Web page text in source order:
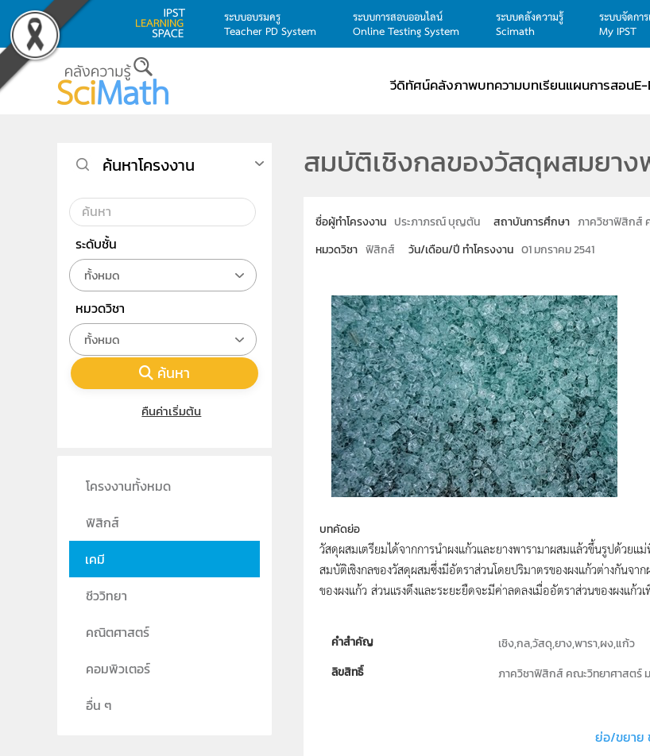
Skip to main content
ระบบอบรมครู
Teacher PD System
ระบบการสอบออนไลน์
Online Testing System
ระบบคลังความรู้
Scimath
ระบบจัดกา
My IPST
วีดิทัศน์คลังภาพบทความบทเรียนแผนการสอน
สมบัติเชิงกลของวัสดุผสมยาง
ชื่อผู้ทำโครงงาน ประภาภรณ์ บุญตัน สถาบันการศึกษา ภาควิชาฟิสิกส์
หมวดวิชา ฟิสิกส์ วัน/เดือน/ปี ทำโครงงาน 01 มกราคม 2541
บทคัดย่อ
วัสดุผสมเตรียมได้จากการนำผงแก้วและยางพารามาผสมแล้วขึ้นรูปด้ว
สมบัติเชิงกลของวัสดุผสมซึ่งมีอัตราส่วนโดยปริมาตรของผงแก้วต่างกัน
ของผงแก้ว ส่วนแรงดึงและระยะยืดจะมีค่าลดลงเมื่ออัตราส่วนของผงแก้ว
คำสำคัญ
เชิง,กล,วัสดุ,ยาง,พารา,ผง,แก้ว
ลิขสิทธิ์
ภาควิชาฟิสิกส์ คณะวิทยาศาสตร์ ม
ย่อ/ขยาย
ค้นหาโครงงาน
ระดับชั้น
ทั้งหมด
หมวดวิชา
ทั้งหมด
ค้นหา
คืนค่าเริ่มต้น
โครงงานทั้งหมด
ฟิสิกส์
เคมี
ชีววิทยา
คณิตศาสตร์
คอมพิวเตอร์
อื่น ๆ